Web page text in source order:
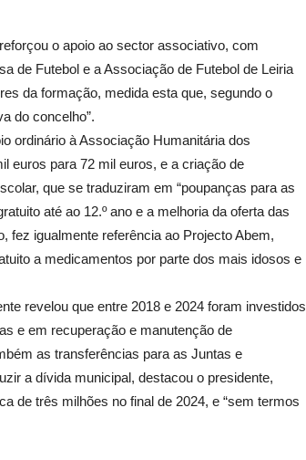
o apoio ao sector associativo, com
de Futebol e a Associação de Futebol de Leiria
da formação, medida esta que, segundo o
do concelho”.
ordinário à Associação Humanitária dos
euros para 72 mil euros, e a criação de
que se traduziram em “poupanças para as
até ao 12.º ano e a melhoria da oferta das
fez igualmente referência ao Projecto Abem,
a medicamentos por parte dos mais idosos e
revelou que entre 2018 e 2024 foram investidos
e em recuperação e manutenção de
as transferências para as Juntas e
a dívida municipal, destacou o presidente,
de três milhões no final de 2024, e “sem termos